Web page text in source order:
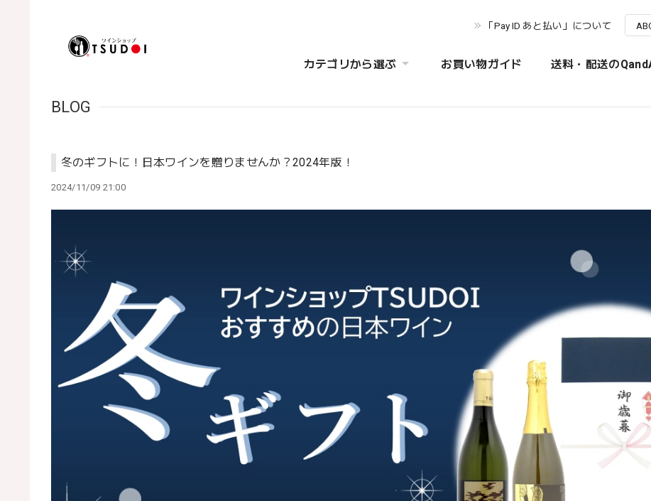
「Pay ID あと払い」について
カテゴリから選ぶ お買い物ガイド 送料・配送の
BLOG
冬のギフトに！日本ワインを贈りませんか？2024年版！
2024/11/09 21:00